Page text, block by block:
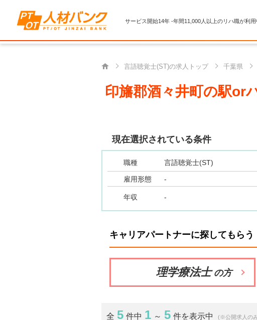
サービス開始14年 -年間11,000人以上のリハ職が利
言語聴覚士(ST)の求人トップ 千葉県
印旛郡酒々井町の駅or
現在選択されている条件
職種 言語聴覚士(ST)
雇用形態 -
年収 -
キャリアパートナーに探してもらう
理学療法士 の方
全 5 件中 1 ～ 5 件を表示中 (※公開求人の